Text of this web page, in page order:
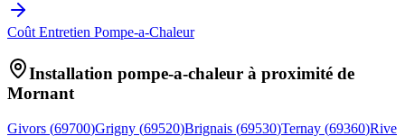
Coût Entretien Pompe-a-Chaleur
Installation pompe-a-chaleur à proximité de
Mornant
Givors (69700)Grigny (69520)Brignais (69530)Ternay (69360)Rive